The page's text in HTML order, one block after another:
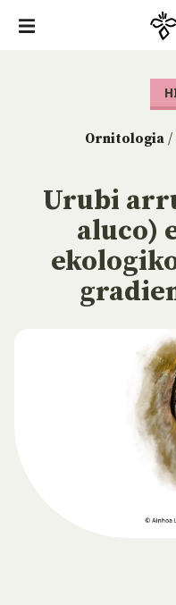
Ornitologia/
Urubi
aluco)